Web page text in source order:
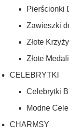
Pierścionki
Zawieszki
Złote
Złote
CELEBRYTKI
Celebrytki
Modne
CHARMSY